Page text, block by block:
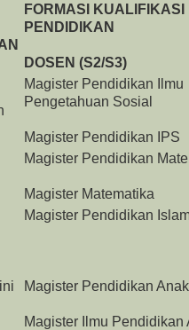
FORMASI KUALIFIKASI
PENDIDIKAN
DOSEN (S2/S3)
Magister Pendidikan Ilmu
Pengetahuan Sosial
Magister Pendidikan IPS
Magister Pendidikan
Magister Matematika
Magister Pendidikan
Magister Pendidikan
Magister Ilmu Pendidikan